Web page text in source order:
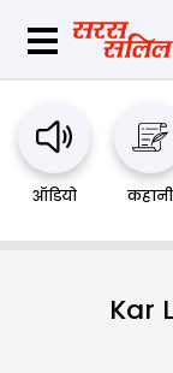
ऑडियो कहानी
Kar